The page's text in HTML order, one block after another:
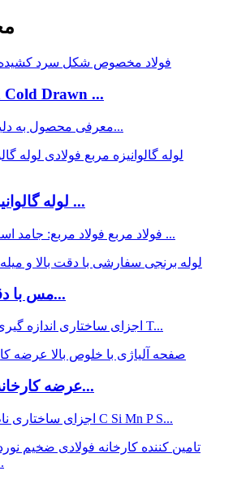
Cold Drawn ...
معرفی محصول به دلیل پارتی...
لوله گالوانیزه اس ...
فولاد مربع فولاد مربع: جامد است، میله ...
مس با دقت بالا...
اجزای ساختاری اندازه گیری خلوص T...
عرضه کارخانه سلام...
اجزای ساختاری نام تجاری C Si Mn P S...